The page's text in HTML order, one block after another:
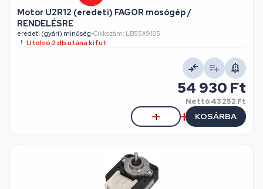
Motor U2R12 (eredeti) FAGOR mosógép /
RENDELÉSRE
eredeti (gyári) minőség•Cikkszám: LB55X9105
Utolsó 2 db utána kifut
54 930 Ft
Nettó43 252 Ft
KOSÁRBA